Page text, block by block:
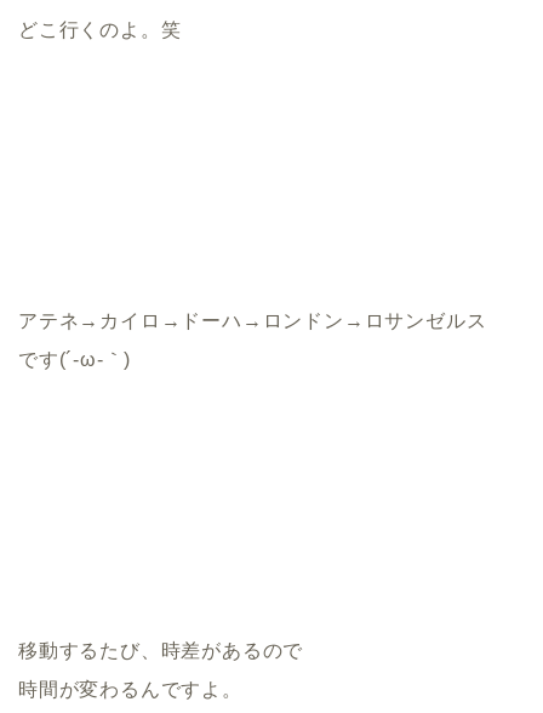
どこ行くのよ。笑
アテネ→カイロ→ドーハ→ロンドン→ロサンゼルス
です(´-ω-｀)
移動するたび、時差があるので
時間が変わるんですよ。